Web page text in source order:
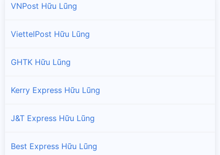
VNPost Hữu Lũng
ViettelPost Hữu Lũng
GHTK Hữu Lũng
Kerry Express Hữu Lũng
J&T Express Hữu Lũng
Best Express Hữu Lũng